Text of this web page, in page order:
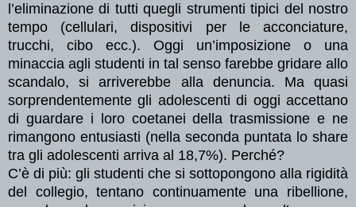
l’eliminazione di tutti quegli strumenti tipici del nostro
tempo (cellulari, dispositivi per le acconciature,
trucchi, cibo ecc.). Oggi un’imposizione o una
minaccia agli studenti in tal senso farebbe gridare allo
scandalo, si arriverebbe alla denuncia. Ma quasi
sorprendentemente gli adolescenti di oggi accettano
di guardare i loro coetanei della trasmissione e ne
rimangono entusiasti (nella seconda puntata lo share
tra gli adolescenti arriva al 18,7%). Perché?
C’è di più: gli studenti che si sottopongono alla rigidità
del collegio, tentano continuamente una ribellione,